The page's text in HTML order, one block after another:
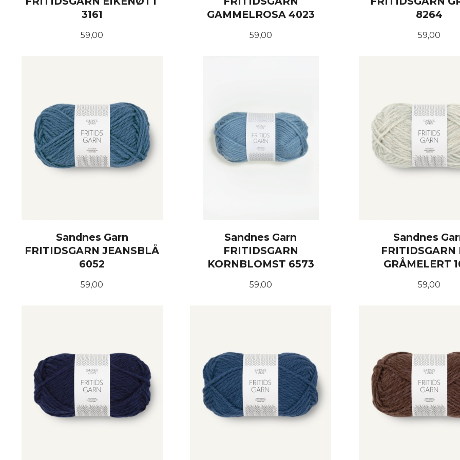
3161
Pris
59,00
GAMMELROSA 4023
Pris
59,00
8264
Pris
59,00
Sandnes Garn
FRITIDSGARN JEANSBLÅ
6052
Pris
59,00
Sandnes Garn
FRITIDSGARN
KORNBLOMST 6573
Pris
59,00
Sandnes
FRITIDSGARN
GRÅMELERT
Pris
59,00